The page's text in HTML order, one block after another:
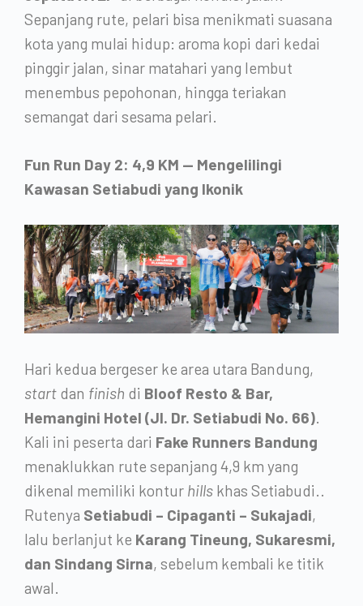
Sepanjang rute, pelari bisa menikmati suasana
kota yang mulai hidup: aroma kopi dari kedai
pinggir jalan, sinar matahari yang lembut
menembus pepohonan, hingga teriakan
semangat dari sesama pelari.
Fun Run Day 2: 4,9 KM — Mengelilingi
Kawasan Setiabudi yang Ikonik
Hari kedua bergeser ke area utara Bandung,
start dan finish di Bloof Resto & Bar,
Hemangini Hotel (Jl. Dr. Setiabudi No. 66).
Kali ini peserta dari Fake Runners Bandung
menaklukkan rute sepanjang 4,9 km yang
dikenal memiliki kontur hills khas Setiabudi..
Rutenya Setiabudi – Cipaganti – Sukajadi,
lalu berlanjut ke Karang Tineung, Sukaresmi,
dan Sindang Sirna, sebelum kembali ke titik
awal.